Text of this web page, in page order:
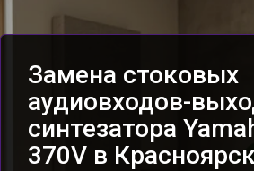
Замена стоковых
аудиовходов-
синтезатора
370V в